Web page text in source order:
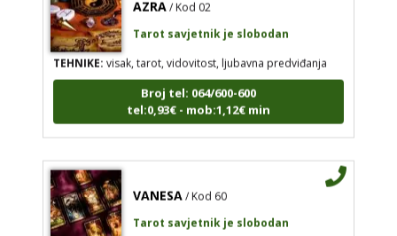
Tarot savjetnik je slobodan
TEHNIKE:visak, tarot, vidovitost, ljubavna predviđanja
Broj tel: 064/600-600
tel:0,93€ - mob:1,12€ min
VANESA / Kod 60
Tarot savjetnik je slobodan